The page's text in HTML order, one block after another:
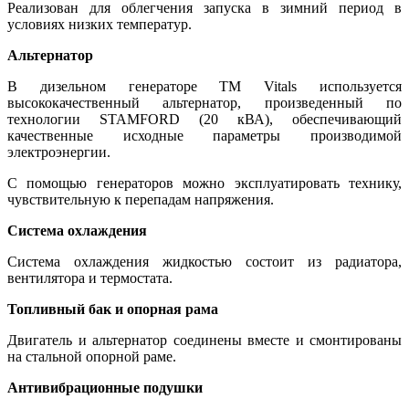
Реализован для облегчения запуска в зимний период в
условиях низких температур.
Альтернатор
В дизельном генераторе ТМ Vitals используется
высококачественный альтернатор, произведенный по
технологии STAMFORD (20 кВА), обеспечивающий
качественные исходные параметры производимой
электроэнергии.
С помощью генераторов можно эксплуатировать технику,
чувствительную к перепадам напряжения.
Система охлаждения
Система охлаждения жидкостью состоит из радиатора,
вентилятора и термостата.
Топливный бак и опорная рама
Двигатель и альтернатор соединены вместе и смонтированы
на стальной опорной раме.
Антивибрационные подушки